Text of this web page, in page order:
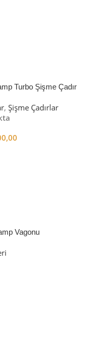
Turbo Şişme Çadır
, Şişme Çadırlar
Vagonu